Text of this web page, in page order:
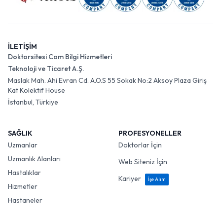
İLETİŞİM
Doktorsitesi Com Bilgi Hizmetleri
Teknoloji ve Ticaret A.Ş.
Maslak Mah. Ahi Evran Cd. A.O.S 55 Sokak No:2 Aksoy Plaza Giriş
Kat Kolektif House
İstanbul, Türkiye
SAĞLIK
Uzmanlar
Uzmanlık Alanları
Hastalıklar
Hizmetler
Hastaneler
PROFESYONELLER
Doktorlar İçin
Web Siteniz İçin
Kariyer
İşe Alım